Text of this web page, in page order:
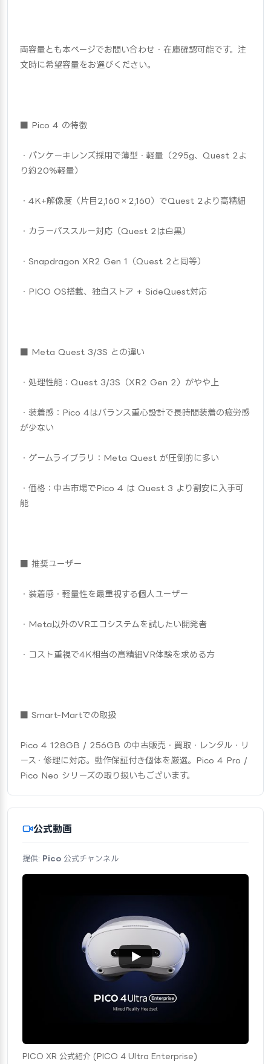
両容量とも本ページでお問い合わせ・在庫確認可能です。注
文時に希望容量をお選びください。
■ Pico 4 の特徴
・パンケーキレンズ採用で薄型・軽量（295g、Quest 2よ
り約20%軽量）
・4K+解像度（片目2,160×2,160）でQuest 2より高精細
・カラーパススルー対応（Quest 2は白黒）
・Snapdragon XR2 Gen 1（Quest 2と同等）
・PICO OS搭載、独自ストア + SideQuest対応
■ Meta Quest 3/3S との違い
・処理性能：Quest 3/3S（XR2 Gen 2）がやや上
・装着感：Pico 4はバランス重心設計で長時間装着の疲労感
が少ない
・ゲームライブラリ：Meta Quest が圧倒的に多い
・価格：中古市場でPico 4 は Quest 3 より割安に入手可
能
■ 推奨ユーザー
・装着感・軽量性を最重視する個人ユーザー
・Meta以外のVRエコシステムを試したい開発者
・コスト重視で4K相当の高精細VR体験を求める方
■ Smart-Martでの取扱
Pico 4 128GB / 256GB の中古販売・買取・レンタル・リ
ース・修理に対応。動作保証付き個体を厳選。Pico 4 Pro /
Pico Neo シリーズの取り扱いもございます。
公式動画
提供: Pico 公式チャンネル
PICO XR 公式紹介 (PICO 4 Ultra Enterprise)